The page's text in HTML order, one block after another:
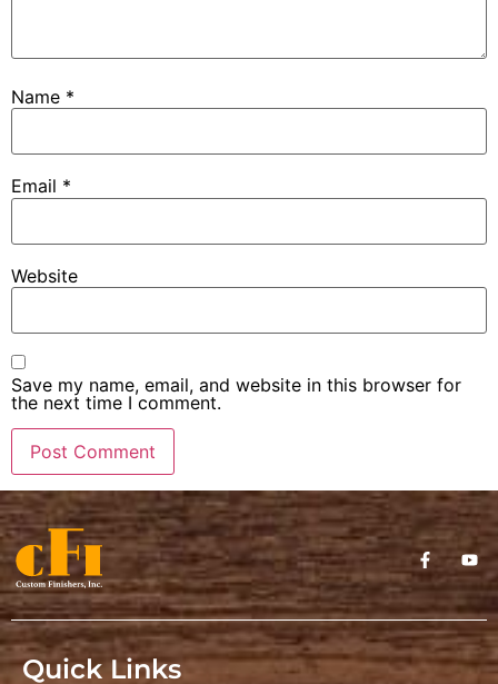
Name *
Email *
Website
Save my name, email, and website in this browser for
the next time I comment.
Quick Links